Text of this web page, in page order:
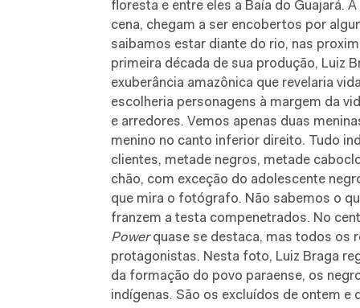
floresta e entre eles a Baía do Guajará.
cena, chegam a ser encobertos por
saibamos estar diante do rio, nas
primeira década de sua produção, Luiz
exuberância amazônica que revelaria
escolheria personagens à margem da
e arredores. Vemos apenas duas
menino no canto inferior direito. Tudo
clientes, metade negros, metade
chão, com exceção do adolescente
que mira o fotógrafo. Não sabemos o
franzem a testa compenetrados. No
Powerquase se destaca, mas todos os
protagonistas. Nesta foto, Luiz Braga
da formação do povo paraense, os
indígenas. São os excluídos de ontem e